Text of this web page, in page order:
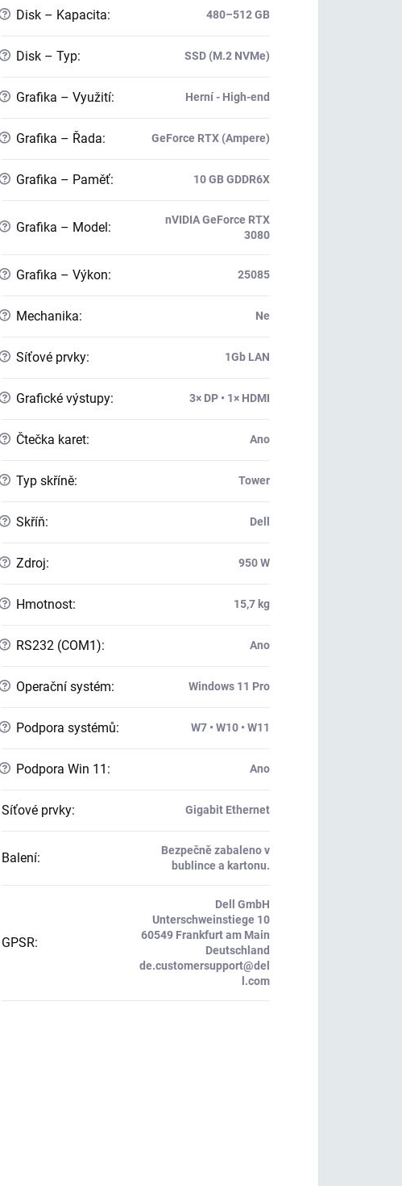
? Disk – Kapacita: 480–512 GB
? Disk – Typ: SSD (M.2 NVMe)
? Grafika – Využití: Herní - High-end
? Grafika – Řada: GeForce RTX (Ampere)
? Grafika – Paměť: 10 GB GDDR6X
? Grafika – Model :
nVIDIA GeForce RTX
3080
? Grafika – Výkon: 25085
? Mechanika: Ne
? Síťové prvky: 1Gb LAN
? Grafické výstupy: 3× DP • 1× HDMI
? Čtečka karet: Ano
? Typ skříně: Tower
? Skříň: Dell
? Zdroj: 950 W
? Hmotnost: 15,7 kg
? RS232 (COM1): Ano
? Operační systém: Windows 11 Pro
? Podpora systémů: W7 • W10 • W11
? Podpora Win 11 : Ano
Síťové prvky: Gigabit Ethernet
Balení:
Bezpečně zabaleno v
bublince a kartonu.
GPSR:
Dell GmbH
Unterschweinstiege 10
60549 Frankfurt am Main
Deutschland
de.customersupport@del
l.com